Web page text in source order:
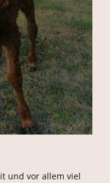
und vor allem viel